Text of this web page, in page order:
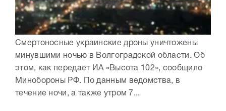
Смертоносные украинские дроны уничтожены
минувшими ночью в Волгоградской области. Об
этом, как передает ИА «Высота 102», сообщило
Минобороны РФ. По данным ведомства, в
течение ночи, а также утром 7...